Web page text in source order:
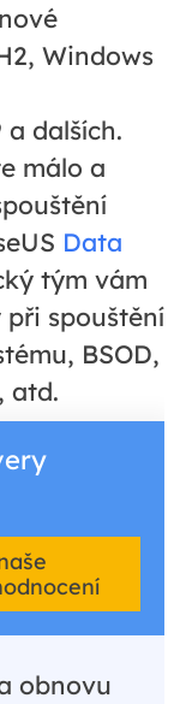
Windows
a dalších.
málo a
Data
tým vám
spouštění
BSOD,
atd.
obnovu